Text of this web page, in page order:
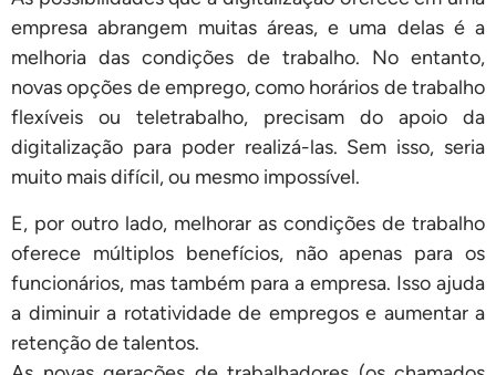
empresa abrangem muitas áreas, e uma delas é a
melhoria das condições de trabalho. No entanto,
novas opções de emprego, como horários de trabalho
flexíveis ou teletrabalho, precisam do apoio da
digitalização para poder realizá-las. Sem isso, seria
muito mais difícil, ou mesmo impossível.
E, por outro lado, melhorar as condições de trabalho
oferece múltiplos benefícios, não apenas para os
funcionários, mas também para a empresa. Isso ajuda
a diminuir a rotatividade de empregos e aumentar a
retenção de talentos.